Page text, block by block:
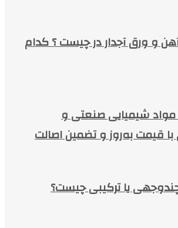
و ورق آجدار در چیست ؟ کدام
مواد شیمیایی صنعتی و
قیمت به‌روز و تضمین اصالت
یا ترکیبی چیست؟